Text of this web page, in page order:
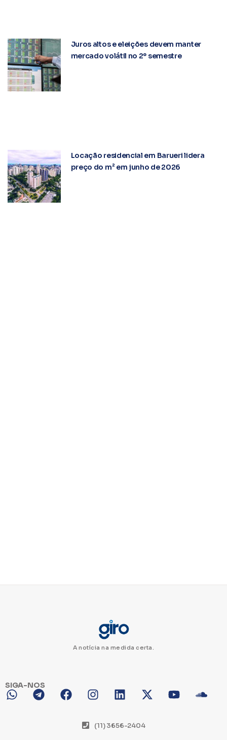
Juros altos e eleições devem manter
mercado volátil no 2º semestre
Locação residencial em Barueri lidera
preço do m² em junho de 2026
A notícia na medida certa.
SIGA-NOS
(11) 3656-2404